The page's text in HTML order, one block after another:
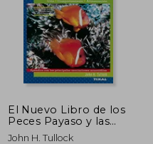
El Nuevo Libro de los
Peces Payaso y las
Anemonas de mar
John H. Tullock